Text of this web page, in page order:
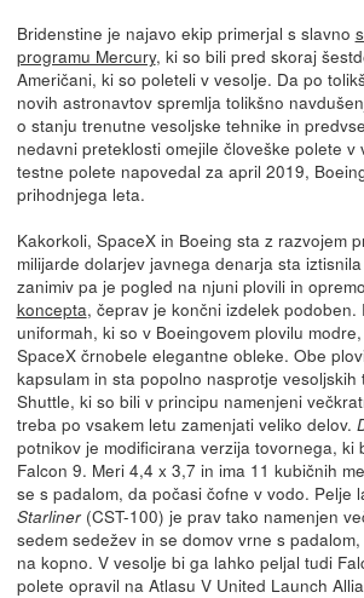
Bridenstine je najavo ekip primerjal s slavno
programu Mercury, ki so bili pred skoraj
Američani, ki so poleteli v vesolje. Da po
novih astronavtov spremlja tolikšno
o stanju trenutne vesoljske tehnike in
nedavni preteklosti omejile človeške polete v
testne polete napovedal za april 2019,
prihodnjega leta.
Kakorkoli, SpaceX in Boeing sta z razvojem
milijarde dolarjev javnega denarja sta
zanimiv pa je pogled na njuni plovili in
koncepta, čeprav je končni izdelek podoben.
uniformah, ki so v Boeingovem plovilu
SpaceX črnobele elegantne obleke. Obe
kapsulam in sta popolno nasprotje vesoljskih
Shuttle, ki so bili v principu namenjeni
treba po vsakem letu zamenjati veliko delov.
potnikov je modificirana verzija tovornega, ki
Falcon 9. Meri 4,4 x 3,7 in ima 11 kubičnih
se s padalom, da počasi čofne v vodo. Pelje
Starliner(CST-100) je prav tako namenjen
sedem sedežev in se domov vrne s
na kopno. V vesolje bi ga lahko peljal tudi
polete opravil na Atlasu V United Launch